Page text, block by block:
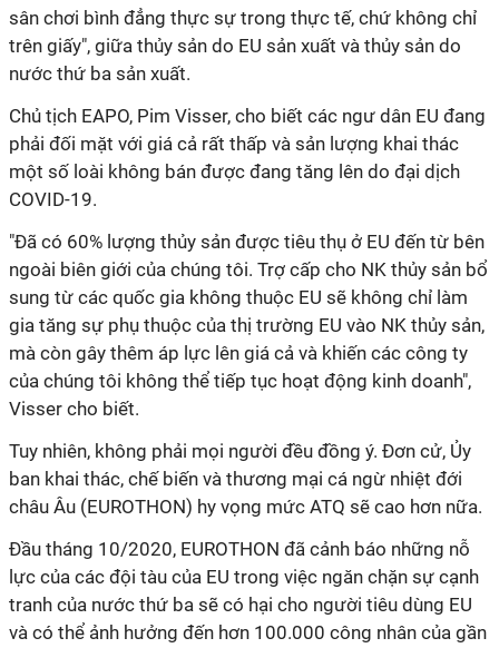
sân chơi bình đẳng thực sự trong thực tế, chứ không chỉ
trên giấy", giữa thủy sản do EU sản xuất và thủy sản do
nước thứ ba sản xuất.
Chủ tịch EAPO, Pim Visser, cho biết các ngư dân EU đang
phải đối mặt với giá cả rất thấp và sản lượng khai thác
một số loài không bán được đang tăng lên do đại dịch
COVID-19.
"Đã có 60% lượng thủy sản được tiêu thụ ở EU đến từ bên
ngoài biên giới của chúng tôi. Trợ cấp cho NK thủy sản bổ
sung từ các quốc gia không thuộc EU sẽ không chỉ làm
gia tăng sự phụ thuộc của thị trường EU vào NK thủy sản,
mà còn gây thêm áp lực lên giá cả và khiến các công ty
của chúng tôi không thể tiếp tục hoạt động kinh doanh",
Visser cho biết.
Tuy nhiên, không phải mọi người đều đồng ý. Đơn cử, Ủy
ban khai thác, chế biến và thương mại cá ngừ nhiệt đới
châu Âu (EUROTHON) hy vọng mức ATQ sẽ cao hơn nữa.
Đầu tháng 10/2020, EUROTHON đã cảnh báo những nỗ
lực của các đội tàu của EU trong việc ngăn chặn sự cạnh
tranh của nước thứ ba sẽ có hại cho người tiêu dùng EU
và có thể ảnh hưởng đến hơn 100.000 công nhân của gần